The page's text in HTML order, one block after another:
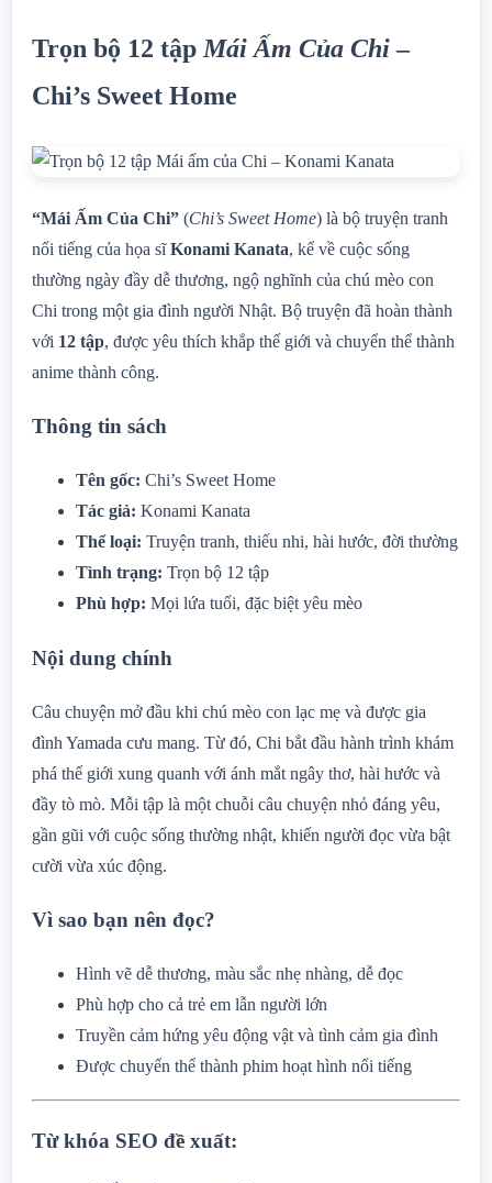
Trọn bộ 12 tập Mái Ấm Của Chi–
Chi’s Sweet Home
“Mái Ấm Của Chi” (Chi’s Sweet Home) là bộ truyện tranh
nổi tiếng của họa sĩKonami Kanata, kể về cuộc sống
thường ngày đầy dễ thương, ngộ nghĩnh của chú mèo con
Chi trong một gia đình người Nhật. Bộ truyện đã hoàn thành
với 12 tập, được yêu thích khắp thế giới và chuyển thể thành
anime thành công.
Thông tin sách
Tên gốc: Chi’s Sweet Home
Tác giả: Konami Kanata
Thể loại: Truyện tranh, thiếu nhi, hài hước, đời thường
Tình trạng: Trọn bộ 12 tập
Phù hợp: Mọi lứa tuổi, đặc biệt yêu mèo
Nội dung chính
Câu chuyện mở đầu khi chú mèo con lạc mẹ và được gia
đình Yamada cưu mang. Từ đó, Chi bắt đầu hành trình khám
phá thế giới xung quanh với ánh mắt ngây thơ, hài hước và
đầy tò mò. Mỗi tập là một chuỗi câu chuyện nhỏ đáng yêu,
gần gũi với cuộc sống thường nhật, khiến người đọc vừa bật
cười vừa xúc động.
Vì sao bạn nên đọc?
Hình vẽ dễ thương, màu sắc nhẹ nhàng, dễ đọc
Phù hợp cho cả trẻ em lẫn người lớn
Truyền cảm hứng yêu động vật và tình cảm gia đình
Được chuyển thể thành phim hoạt hình nổi tiếng
Từ khóa SEO đề xuất: